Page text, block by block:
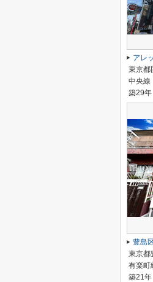
アレ
東京都
中央線
築29年
豊島
東京都
有楽町
築21年